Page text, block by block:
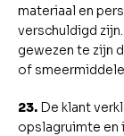
materiaal en
verschuldigd
gewezen te zijn
of
23. De klant
opslagruimte en